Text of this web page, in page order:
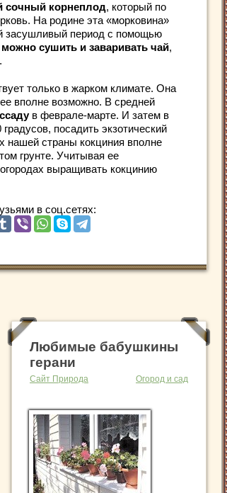
сочный корнеплод, который по
На родине эта «морковина»
засушливый период с помощью
сушить и заваривать чай,
только в жарком климате. Она
вполне возможно. В средней
в феврале-марте. И затем в
посадить экзотический
нашей страны кокциния вполне
грунте. Учитывая ее
выращивать кокцинию
в соц.сетях:
Любимые бабушкины
герани
Сайт Природа Огород и сад